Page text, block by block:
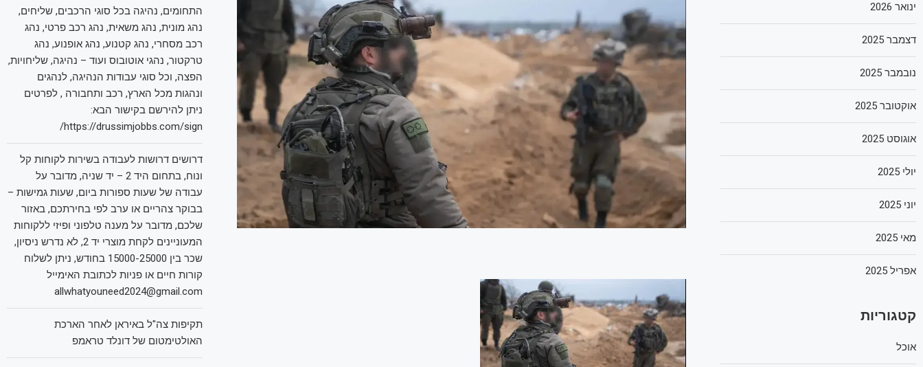
התחומים, נהיגה בכל סוגי הרכבים, שליחים,
נהג מונית, נהג משאית, נהג רכב פרטי, נהג
רכב מסחרי, נהג קטנוע, נהג אופנוע, נהג
טרקטור, נהגי אוטובוס ועוד – נהיגה, שליחויות,
הפצה, וכל סוגי עבודות הנהיגה, לנהגים
ונהגות מכל הארץ, רכב ותחבורה , לפרטים
ניתן להירשם בקישור הבא:
https://drussimjobbs.com/sign/
דרושים דרושות לעבודה בשירות לקוחות קל
ונוח, בתחום היד 2 – יד שניה, מדובר על
עבודה של שעות ספורות ביום, שעות גמישות –
בבוקר צהריים או ערב לפי בחירתכם, באזור
שלכם, מדובר על מענה טלפוני ופיזי ללקוחות
המעוניינים לקחת מוצרי יד 2, לא נדרש ניסיון,
שכר בין 15000-25000 בחודש, ניתן לשלוח
קורות חיים או פניות לכתובת האימייל
allwhatyouneed2024@gmail.com
תקיפות צה"ל באיראן לאחר הארכת
האולטימטום של דונלד טראמפ
ינואר 2026
דצמבר 2025
נובמבר 2025
אוקטובר 2025
אוגוסט 2025
יולי 2025
יוני 2025
מאי 2025
אפריל 2025
קטגוריות
אוכל